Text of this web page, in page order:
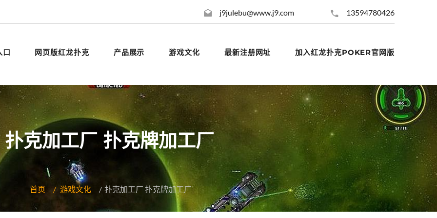
j9julebu@www.j9.com 13594780426
口 网页版红龙扑克 产品展示 游戏文化 最新注册网址 加入红龙扑克POKER官网版
扑克加工厂 扑克牌加工厂
首页 游戏文化 扑克加工厂 扑克牌加工厂